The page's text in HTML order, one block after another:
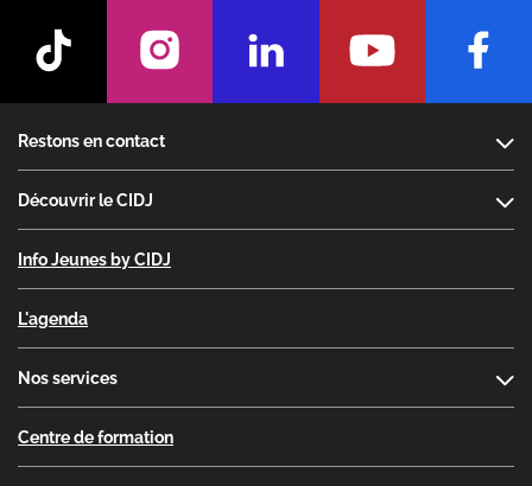
Restons en contact
Découvrir le CIDJ
Info Jeunes by CIDJ
L'agenda
Nos services
Centre de formation